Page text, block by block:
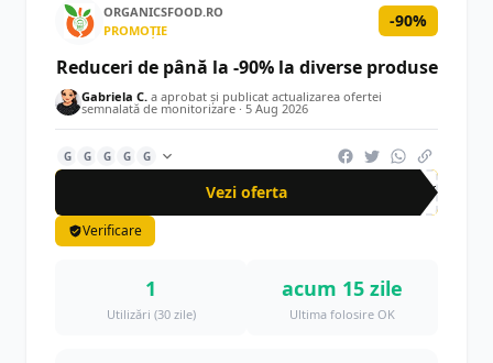
ORGANICSFOOD.RO
PROMOȚIE
-90%
Reduceri de până la -90% la diverse produse
Gabriela C. a aprobat și publicat actualizarea ofertei
semnalată de monitorizare · 5 Aug 2026
G G G G G
Vezi oferta -90%
Verificare
1
Utilizări (30 zile)
acum 15 zile
Ultima folosire OK